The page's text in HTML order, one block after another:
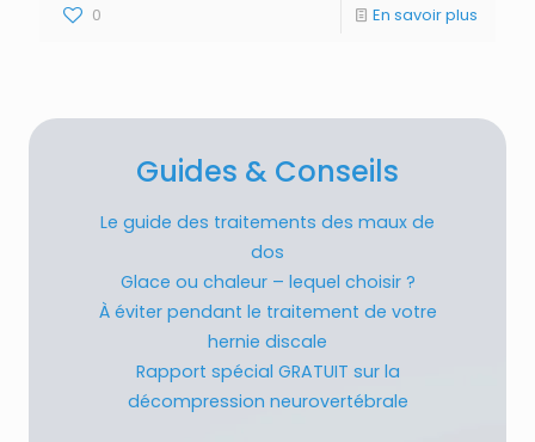
0 En savoir plus
Guides & Conseils
Le guide des traitements des maux de
dos
Glace ou chaleur – lequel choisir ?
À éviter pendant le traitement de votre
hernie discale
Rapport spécial GRATUIT sur la
décompression neurovertébrale